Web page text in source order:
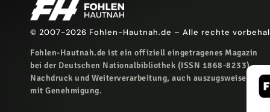
© 2007-2026 Fohlen-Hautnah.de – Alle rechte
Fohlen-Hautnah.de ist ein offiziell eingetragenes Magazin
bei der Deutschen Nationalbibliothek (ISSN 1868-8233).
Nachdruck und Weiterverarbeitung, auch auszugsweise, nur
mit Genehmigung.